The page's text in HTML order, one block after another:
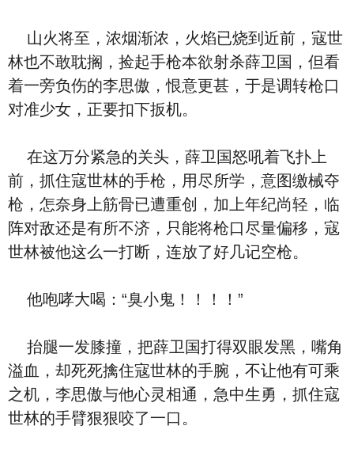
山火将至，浓烟渐浓，火焰已烧到近前，寇世
林也不敢耽搁，捡起手枪本欲射杀薛卫国，但看
着一旁负伤的李思傲，恨意更甚，于是调转枪口
对准少女，正要扣下扳机。
在这万分紧急的关头，薛卫国怒吼着飞扑上
前，抓住寇世林的手枪，用尽所学，意图缴械夺
枪，怎奈身上筋骨已遭重创，加上年纪尚轻，临
阵对敌还是有所不济，只能将枪口尽量偏移，寇
世林被他这么一打断，连放了好几记空枪。
他咆哮大喝：“臭小鬼！！！！”
抬腿一发膝撞，把薛卫国打得双眼发黑，嘴角
溢血，却死死擒住寇世林的手腕，不让他有可乘
之机，李思傲与他心灵相通，急中生勇，抓住寇
世林的手臂狠狠咬了一口。